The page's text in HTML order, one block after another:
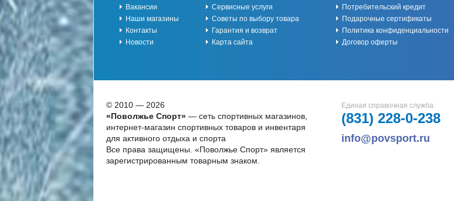
Вакансии
Наши магазины
Контакты
Новости
Сервисные услуги
Советы по выбору товара
Гарантия и возврат
Карта сайта
Потребительский кредит
Подарочные сертификаты
Политика конфиденциальности
Договор оферты
© 2010 — 2026
«Поволжье Спорт»— сеть спортивных магазинов,
интернет-магазин спортивных товаров и инвентаря
для активного отдыха и спорта
Все права защищены. «Поволжье Спорт» является
зарегистрированным товарным знаком.
Единая справочная служба:
(831) 228-0-238
info@povsport.ru